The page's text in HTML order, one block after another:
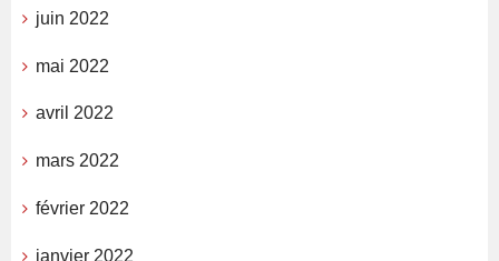
juin 2022
mai 2022
avril 2022
mars 2022
février 2022
janvier 2022